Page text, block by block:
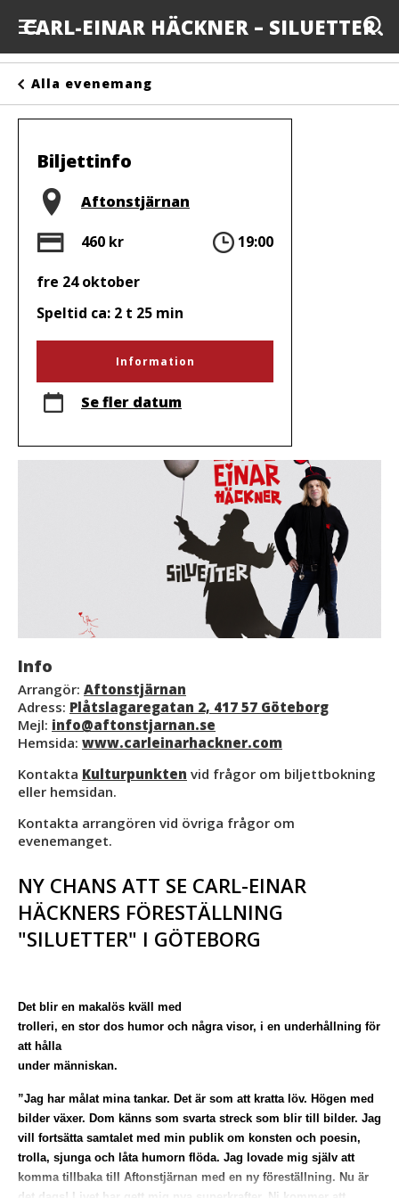
CARL-EINAR HÄCKNER – SILUETTER
Anslagstavlan
Arrangörer
Kontakta oss
Om oss
Alla evenemang
Biljettinfo
Plats
Aftonstjärnan
Pris
460 kr Tid
19:00
fre 24 oktober
Speltid ca: 2 t 25 min
Information
Se fler datum
Info
Arrangör: Aftonstjärnan
Adress: Plåtslagaregatan 2, 417 57 Göteborg
Mejl: info@aftonstjarnan.se
Hemsida: www.carleinarhackner.com
Kontakta Kulturpunkten vid frågor om biljettbokning
eller hemsidan.
Kontakta arrangören vid övriga frågor om
evenemanget.
NY CHANS ATT SE CARL-EINAR
HÄCKNERS FÖRESTÄLLNING
"SILUETTER" I GÖTEBORG
Det blir en makalös kväll med
trolleri, en stor dos humor och några visor, i en underhållning för
att hålla
under människan.
”Jag har målat mina tankar. Det är som att kratta löv. Högen med
bilder växer. Dom känns som svarta streck som blir till bilder. Jag
vill fortsätta samtalet med min publik om konsten och poesin,
trolla, sjunga och låta humorn flöda. Jag lovade mig själv att
komma tillbaka till Aftonstjärnan med en ny föreställning. Nu är